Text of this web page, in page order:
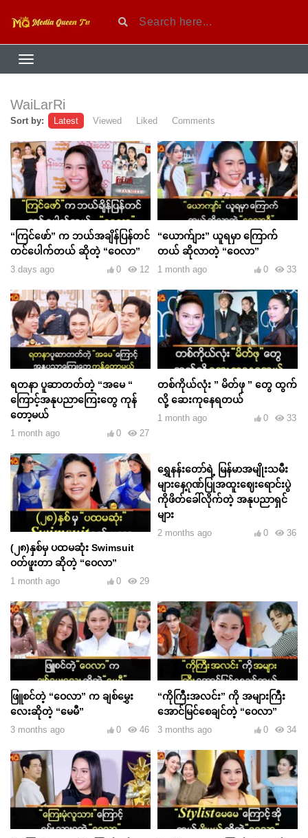
WaiLarRi
Sort by: Latest Viewed Liked Comments
“ကြင်ဖော်” က ဘယ်အချိန်ပြန်တင်
တင်ပေါက်တယ် ဆိုတဲ့ “ဝေလာ”
3 days ago 12
0
“ယောက်ျား” ယူရမှာ ကြောက်
တယ် ဆိုလာတဲ့ “ဝေလာ”
1 month ago 33
0
ရတနာ ပူဆာတတ်တဲ့ “အမေ “
ကြောင့်အနုပညာကြေးတွေ ကုန်
တော့မယ်
1 month ago 27
0
တစ်ကိုယ်လုံး ” မိတ်ဖု ” တွေ ထွက်
လို့ ဆေးကုနေရတယ်
1 month ago 33
0
(၂၈)နှစ်မှ ပထမဆုံး Swimsuit
ဝတ်ဖူးတာ ဆိုတဲ့ “ဝေလာ”
1 month ago 29
0
ရွှေနန်းတော်ရဲ့ မြန်မာအမျိုးသမီး
များနေ့ဂုဏ်ပြုအထူးဈေးရောင်းပွဲ
ကိုဖိတ်ခေါ်လိုက်တဲ့ အနုပညာရှင်
များ
2 months ago 36
0
ဖြူစင်တဲ့ “ဝေလာ” က ချစ်မွှေး
လေးဆိုတဲ့ “မေမီ”
3 months ago 46
0
“ကိုကြီးအလင်း” ကို အများကြီး
အောင်မြင်စေချင်တဲ့ “ဝေလာ”
3 months ago 34
0